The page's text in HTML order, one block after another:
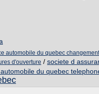
automobile du quebec
d'ouverture / societe d
du quebec